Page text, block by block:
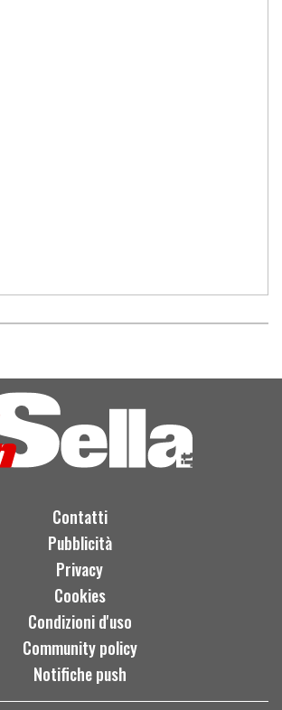
Contatti
Pubblicità
Privacy
Cookies
Condizioni d'uso
Community policy
Notifiche push